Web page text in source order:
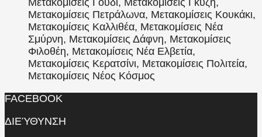
Μετακομίσεις Πετράλωνα, Μετακομίσεις Κουκάκι,
Μετακομίσεις Καλλιθέα, Μετακομίσεις Νέα
Σμύρνη, Μετακομίσεις Δάφνη, Μετακομίσεις
Φιλοθέη, Μετακομίσεις Νέα Ελβετία,
Μετακομίσεις Κερατσίνι, Μετακομίσεις Πολιτεία,
Μετακομίσεις Νέος Κόσμος
FACEBOOK
ΔΙΕΎΘΥΝΣΗ